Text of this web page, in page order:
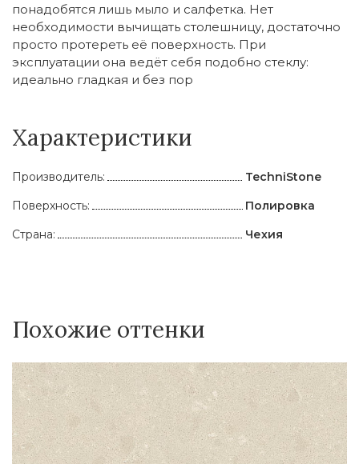
понадобятся лишь мыло и салфетка. Нет
необходимости вычищать столешницу, достаточно
просто протереть её поверхность. При
эксплуатации она ведёт себя подобно стеклу:
идеально гладкая и без пор
Характеристики
Производитель:
TechniStone
Поверхность:
Полировка
Страна:
Чехия
Похожие оттенки